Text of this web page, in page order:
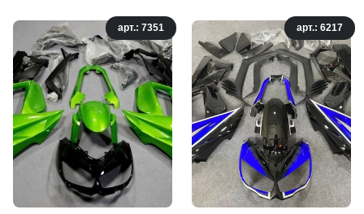
арт.: 7351 арт.: 6217